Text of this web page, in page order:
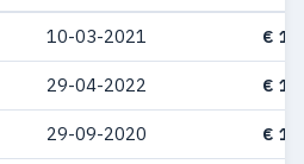
10-03-2021 €
29-04-2022 €
29-09-2020 €